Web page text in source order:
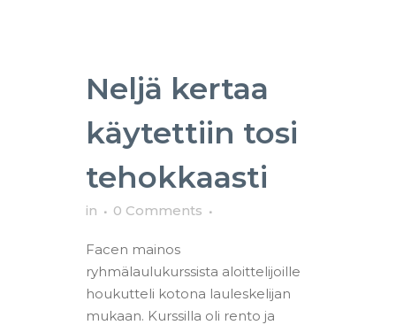
Neljä kertaa
käytettiin tosi
tehokkaasti
in 0 Comments
Facen mainos
ryhmälaulukurssista aloittelijoille
houkutteli kotona lauleskelijan
mukaan. Kurssilla oli rento ja